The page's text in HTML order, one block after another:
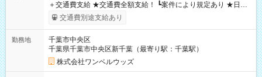
＋交通費支給 ★交通費全額支給！ ┗案件により規定あり ★日払
いOK！（規定あり） ┗働いたその日に現金GET♪ お仕事後はコ
ンビニATMから 日払い分を引き落とせます！ 【試用期間】試
交通費別途支給あり
勤務地
千葉市中央区
千葉県千葉市中央区新千葉（最寄り駅：千葉駅）
株式会社ワンベルウッズ